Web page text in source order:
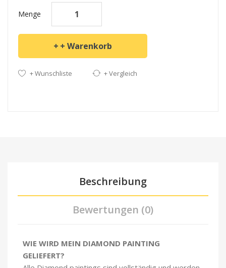
Menge
+ Warenkorb
+ Wunschliste + Vergleich
Beschreibung
Bewertungen (0)
WIE WIRD MEIN DIAMOND PAINTING
GELIEFERT?